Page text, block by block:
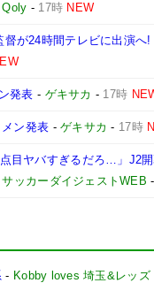
Qoly - 17時 NEW
督が24時間テレビに出演
発表 - ゲキサカ - 17時
ン発表 -ゲキサカ - 17時
点目ヤバすぎるだろ…」J2
サッカーダイジェストWEB
- Kobby loves 埼玉&レッズ